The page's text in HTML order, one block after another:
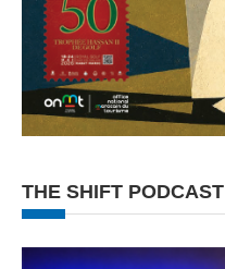
THE SHIFT PODCAST